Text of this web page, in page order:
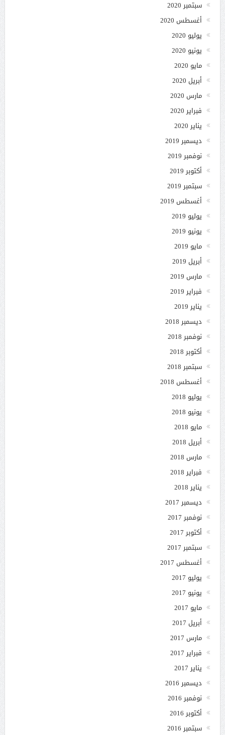
سبتمبر 2020
أغسطس 2020
يوليو 2020
يونيو 2020
مايو 2020
أبريل 2020
مارس 2020
فبراير 2020
يناير 2020
ديسمبر 2019
نوفمبر 2019
أكتوبر 2019
سبتمبر 2019
أغسطس 2019
يوليو 2019
يونيو 2019
مايو 2019
أبريل 2019
مارس 2019
فبراير 2019
يناير 2019
ديسمبر 2018
نوفمبر 2018
أكتوبر 2018
سبتمبر 2018
أغسطس 2018
يوليو 2018
يونيو 2018
مايو 2018
أبريل 2018
مارس 2018
فبراير 2018
يناير 2018
ديسمبر 2017
نوفمبر 2017
أكتوبر 2017
سبتمبر 2017
أغسطس 2017
يوليو 2017
يونيو 2017
مايو 2017
أبريل 2017
مارس 2017
فبراير 2017
يناير 2017
ديسمبر 2016
نوفمبر 2016
أكتوبر 2016
سبتمبر 2016